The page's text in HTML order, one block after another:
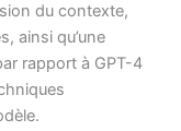
du contexte,
ainsi qu’une
rapport à GPT-4